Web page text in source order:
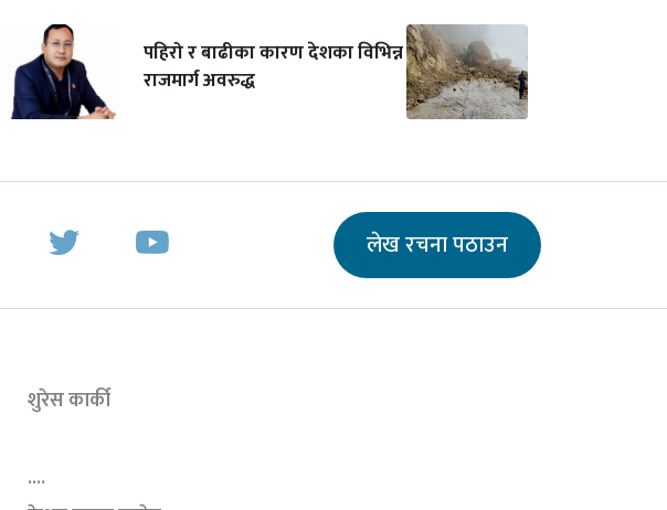
पहिरो र बाढीका कारण देशका विभिन्न
राजमार्ग अवरुद्ध
लेख रचना पठाउन
शुरेस कार्की
....